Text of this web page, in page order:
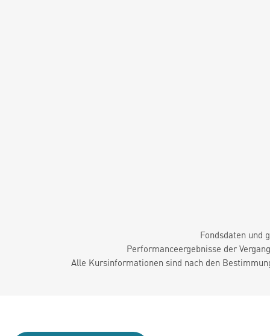
Fondsdaten und
Performanceergebnisse der
Alle Kursinformationen sind nach den